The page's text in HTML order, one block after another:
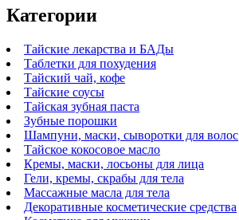
Категории
Тайские лекарства и БАДы
Таблетки для похудения
Тайский чай, кофе
Тайские соусы
Тайская зубная паста
Зубные порошки
Шампуни, маски, сыворотки для волос
Тайское кокосовое масло
Кремы, маски, лосьоны для лица
Гели, кремы, скрабы для тела
Массажные масла для тела
Декоративные косметические средства